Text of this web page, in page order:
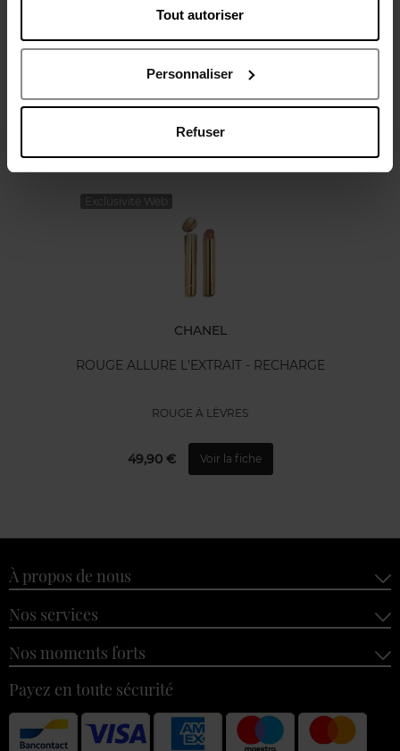
Tout autoriser
Personnaliser
Refuser
Caractéristiques
Oublié quelque chose ?
Exclusivité Web
CHANEL
ROUGE ALLURE L'EXTRAIT - RECHARGE
ROUGE À LÈVRES
49,90 € Voir la fiche
À propos de nous
Nos services
Nos moments forts
Payez en toute sécurité